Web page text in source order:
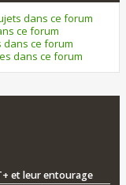
dans ce forum
ce forum
ce forum
dans ce forum
et leur entourage